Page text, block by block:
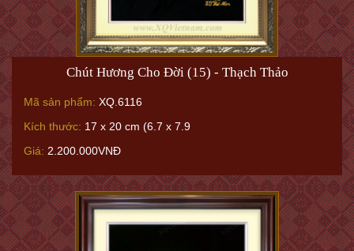
Chút Hương Cho Đời (15) - Thạch Thảo
Mã sản phẩm: XQ.6116
Kích thước: 17 x 20 cm (6.7 x 7.9
Giá: 2.200.000VNĐ